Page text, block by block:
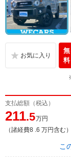
無
料
支払総額（税込）
211.5万円
（諸経費8 .6 万円含む）
こ